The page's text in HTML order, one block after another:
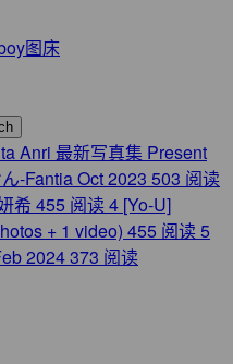
图床
Anri 最新写真集 Present
-Fantia Oct 2023 503 阅读
希 455 阅读 4 [Yo-U]
+ 1 video) 455 阅读 5
2024373 阅读